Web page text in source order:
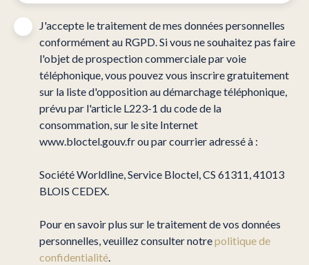
J'accepte le traitement de mes données personnelles
conformément au RGPD. Si vous ne souhaitez pas faire
l'objet de prospection commerciale par voie
téléphonique, vous pouvez vous inscrire gratuitement
sur la liste d'opposition au démarchage téléphonique,
prévu par l'article L223-1 du code de la
consommation, sur le site Internet
www.bloctel.gouv.fr ou par courrier adressé à :
Société Worldline, Service Bloctel, CS 61311, 41013
BLOIS CEDEX.
Pour en savoir plus sur le traitement de vos données
personnelles, veuillez consulter notrepolitique de
confidentialité.